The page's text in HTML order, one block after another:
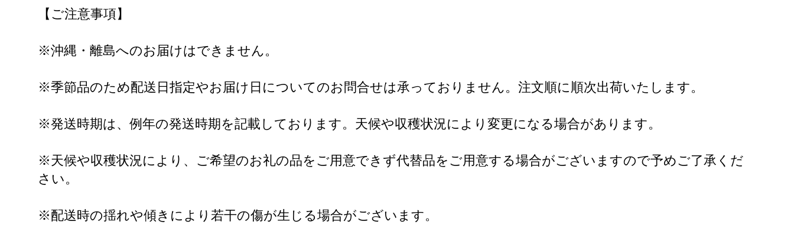
【ご注意事項】
※沖縄・離島へのお届けはできません。
※季節品のため配送日指定やお届け日についてのお問合せは承っておりません。注文順に順次出荷いたします。
※発送時期は、例年の発送時期を記載しております。天候や収穫状況により変更になる場合があります。
※天候や収穫状況により、ご希望のお礼の品をご用意できず代替品をご用意する場合がございますので予めご了承くだ
さい。
※配送時の揺れや傾きにより若干の傷が生じる場合がございます。